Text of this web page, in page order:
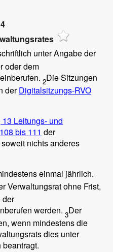
unter Angabe der
oder dem
2Die Sitzungen
derDigitalsitzungs-RVO
13 Leitungs- und
bis 111 der
nichts anderes
einmal jährlich.
Verwaltungsrat ohne Frist,
der
werden. 3Der
wenn mindestens die
dies unter